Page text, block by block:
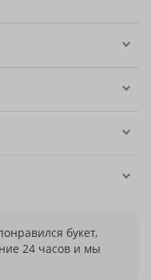
букет,
24 часов и мы